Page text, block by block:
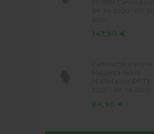
147,90 €
84,90 €